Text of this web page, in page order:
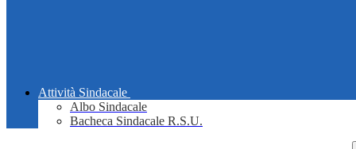
Attività Sindacale
Albo Sindacale
Bacheca Sindacale R.S.U.